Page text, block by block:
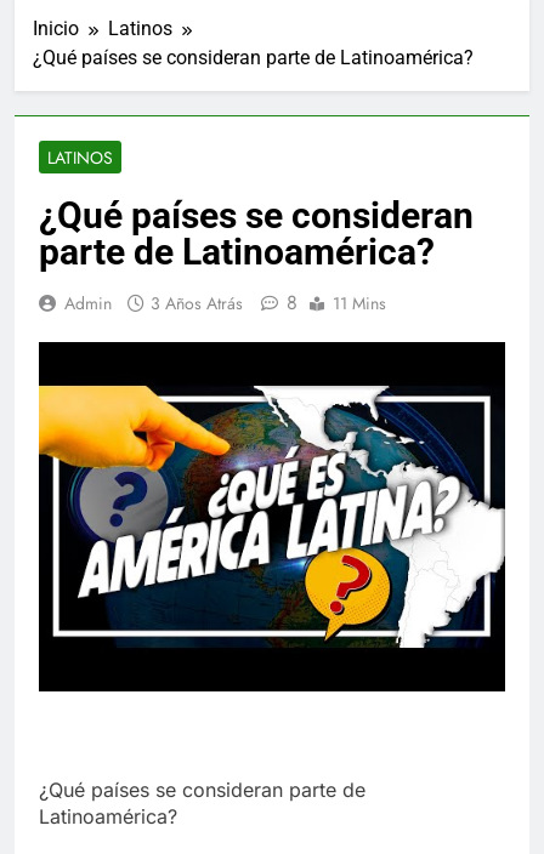
Inicio
Latinos
¿Qué países se consideran parte de Latinoamérica?
LATINOS
¿Qué países se consideran
parte de Latinoamérica?
Admin 3 Años Atrás 8 11 Mins
¿Qué países se consideran parte de
Latinoamérica?